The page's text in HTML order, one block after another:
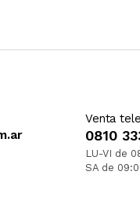
Venta
0810
LU-VI de
SA de